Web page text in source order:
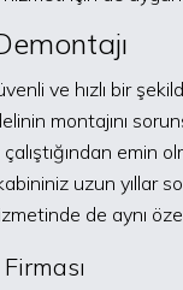
ve hızlı bir
montajını
emin
uzun yıllar
de aynı